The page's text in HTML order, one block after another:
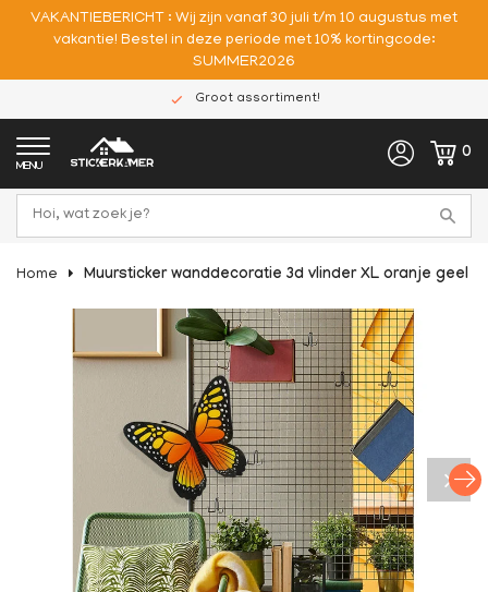
VAKANTIEBERICHT : Wij zijn vanaf 30 juli t/m 10 augustus met
vakantie! Bestel in deze periode met 10% kortingcode:
SUMMER2026
Groot assortiment!
MENU
0
Home Muursticker wanddecoratie 3d vlinder XL oranje geel